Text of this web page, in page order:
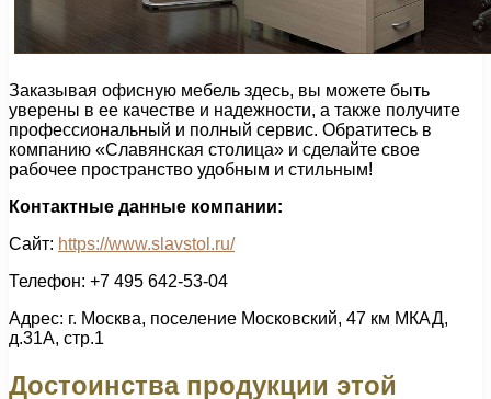
Заказывая офисную мебель здесь, вы можете быть
уверены в ее качестве и надежности, а также получите
профессиональный и полный сервис. Обратитесь в
компанию «Славянская столица» и сделайте свое
рабочее пространство удобным и стильным!
Контактные данные компании:
Сайт: https://www.slavstol.ru/
Телефон: +7 495 642-53-04
Адрес: г. Москва, поселение Московский, 47 км МКАД,
д.31А, стр.1
Достоинства продукции этой